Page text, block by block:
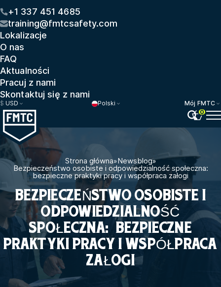
+1 337 451 4685
training@fmtcsafety.com
Lokalizacje
O nas
FAQ
Aktualności
Pracuj z nami
Skontaktuj się z nami
$ USD Polski
Mój FMTC
0
Strona główna»Newsblog»
Bezpieczeństwo osobiste i odpowiedzialność społeczna:
bezpieczne praktyki pracy i współpraca załogi
BEZPIECZEŃSTWO OSOBISTE I
ODPOWIEDZIALNOŚĆ
SPOŁECZNA: BEZPIECZNE
PRAKTYKI PRACY I WSPÓŁPRACA
ZAŁOGI